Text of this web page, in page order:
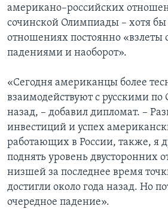
американо–российских
сочинской Олимпиады – хотя бы
отношениях постоянно «взлеты
падениями и наоборот».
«Сегодня американцы более
взаимодействуют с русскими
назад, – добавил дипломат. –
инвестиций и успех
работающих в России, также, я
поднять уровень двусторонних
низшей за последнее время
достигли около года назад. Но
очередное падение».